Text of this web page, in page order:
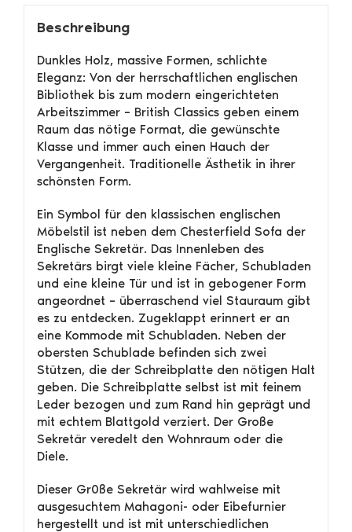
Beschreibung
Dunkles Holz, massive Formen, schlichte
Eleganz: Von der herrschaftlichen englischen
Bibliothek bis zum modern eingerichteten
Arbeitszimmer – British Classics geben einem
Raum das nötige Format, die gewünschte
Klasse und immer auch einen Hauch der
Vergangenheit. Traditionelle Ästhetik in ihrer
schönsten Form.
Ein Symbol für den klassischen englischen
Möbelstil ist neben dem Chesterfield Sofa der
Englische Sekretär. Das Innenleben des
Sekretärs birgt viele kleine Fächer, Schubladen
und eine kleine Tür und ist in gebogener Form
angeordnet – überraschend viel Stauraum gibt
es zu entdecken. Zugeklappt erinnert er an
eine Kommode mit Schubladen. Neben der
obersten Schublade befinden sich zwei
Stützen, die der Schreibplatte den nötigen Halt
geben. Die Schreibplatte selbst ist mit feinem
Leder bezogen und zum Rand hin geprägt und
mit echtem Blattgold verziert. Der Große
Sekretär veredelt den Wohnraum oder die
Diele.
Dieser Gr0ße Sekretär wird wahlweise mit
ausgesuchtem Mahagoni- oder Eibefurnier
hergestellt und ist mit unterschiedlichen